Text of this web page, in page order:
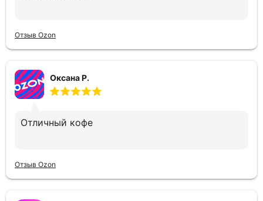
Отзыв Ozon
Оксана Р.
Отличный кофе
Отзыв Ozon